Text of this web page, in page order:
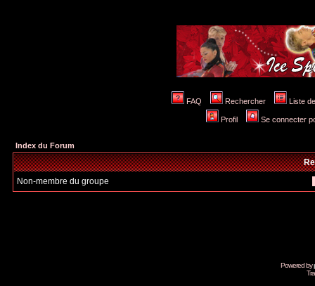
FAQ Rechercher Liste
Profil Se connecter
Index du Forum
Non-membre du groupe
Powered by